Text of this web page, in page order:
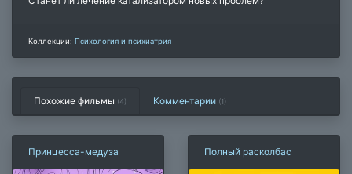
Коллекции: Психология и психиатрия
Похожие фильмы (4) Комментарии (1)
Принцесса-медуза Полный расколбас